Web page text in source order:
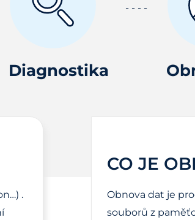
Diagnostika
.
CO JE
Obnova dat je
souborů z